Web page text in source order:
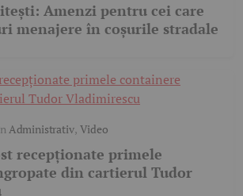
Amenzi pentru cei care
menajere în coșurile stradale
Administrativ, Video
recepționate primele
din cartierul Tudor